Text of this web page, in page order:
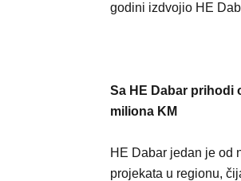
godini izdvojio HE
Sa HE Dabar prihodi
miliona KM
HE Dabar jedan je od
projekata u regionu,